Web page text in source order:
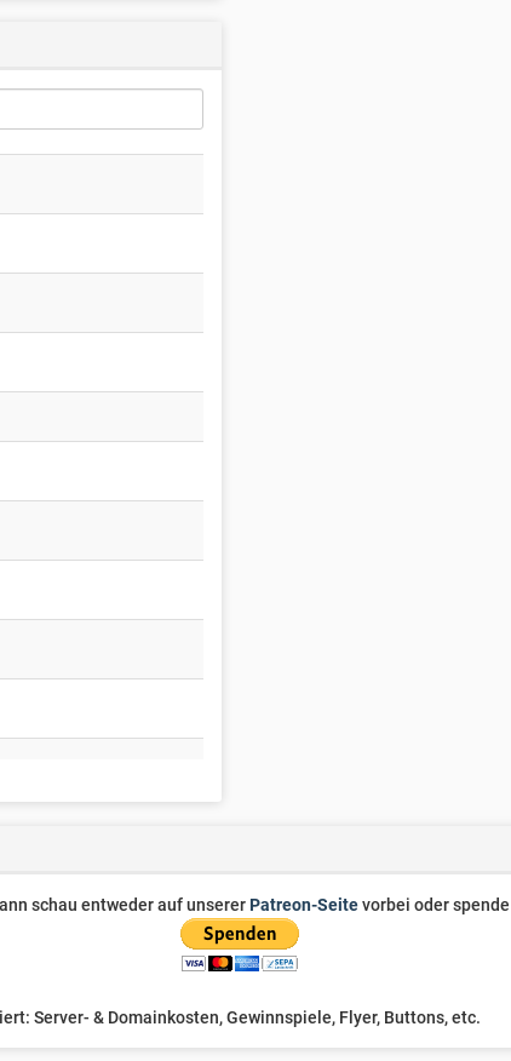
schau entweder auf unsererPatreon-Seitevorbei oder
Server- & Domainkosten, Gewinnspiele, Flyer, Buttons, etc.